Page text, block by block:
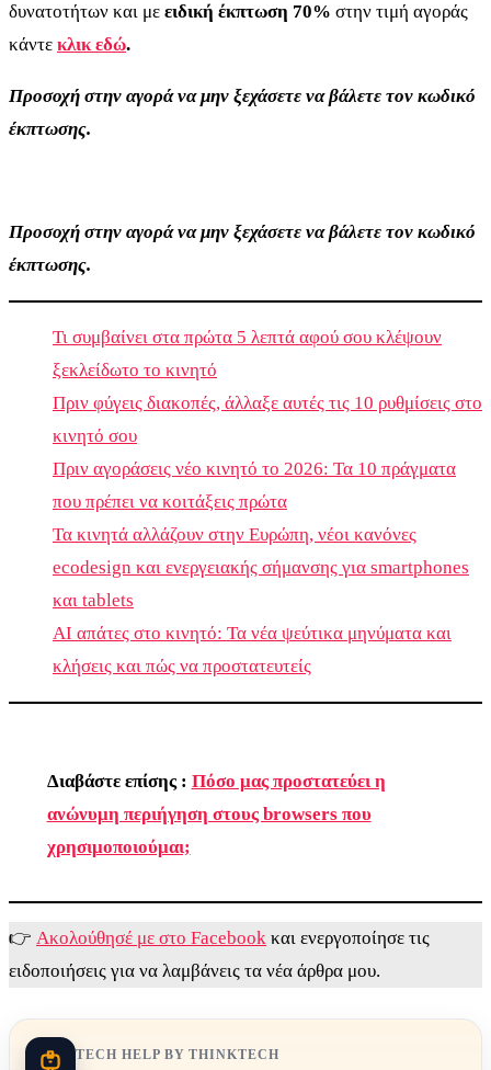
δυνατοτήτων και με ειδική έκπτωση 70% στην τιμή αγοράς
κάντε κλικ εδώ.
Προσοχή στην αγορά να μην ξεχάσετε να βάλετε τον κωδικό
έκπτωσης.
Προσοχή στην αγορά να μην ξεχάσετε να βάλετε τον κωδικό
έκπτωσης.
Τι συμβαίνει στα πρώτα 5 λεπτά αφού σου κλέψουν
ξεκλείδωτο το κινητό
Πριν φύγεις διακοπές, άλλαξε αυτές τις 10 ρυθμίσεις στο
κινητό σου
Πριν αγοράσεις νέο κινητό το 2026: Τα 10 πράγματα
που πρέπει να κοιτάξεις πρώτα
Τα κινητά αλλάζουν στην Ευρώπη, νέοι κανόνες
ecodesign και ενεργειακής σήμανσης για smartphones
και tablets
AI απάτες στο κινητό: Τα νέα ψεύτικα μηνύματα και
κλήσεις και πώς να προστατευτείς
Διαβάστε επίσης : Πόσο μας προστατεύει η
ανώνυμη περιήγηση στους browsers που
χρησιμοποιούμαι;
👉 Aκολούθησέ με στο Facebook και ενεργοποίησε τις
ειδοποιήσεις για να λαμβάνεις τα νέα άρθρα μου.
TECH HELP BY THINKTECH